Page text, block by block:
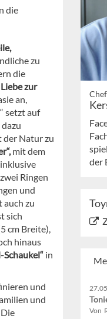
die
zu
die
zur
an,
setzt auf
der Natur zu
mit dem
Ringen
und
auch zu
sich
cm Breite),
hinaus
in
und
und
der
Von